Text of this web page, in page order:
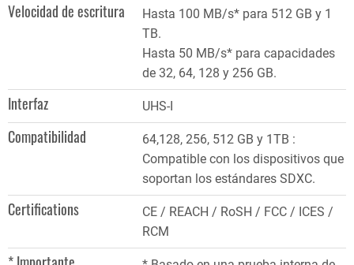
Velocidad de escritura
Hasta 100 MB/s* para 512 GB y 1
TB.
Hasta 50 MB/s* para capacidades
de 32, 64, 128 y 256 GB.
Interfaz UHS-I
Compatibilidad
64,128, 256, 512 GB y 1TB :
Compatible con los dispositivos que
soportan los estándares SDXC.
Certifications
CE / REACH / RoSH / FCC / ICES /
RCM